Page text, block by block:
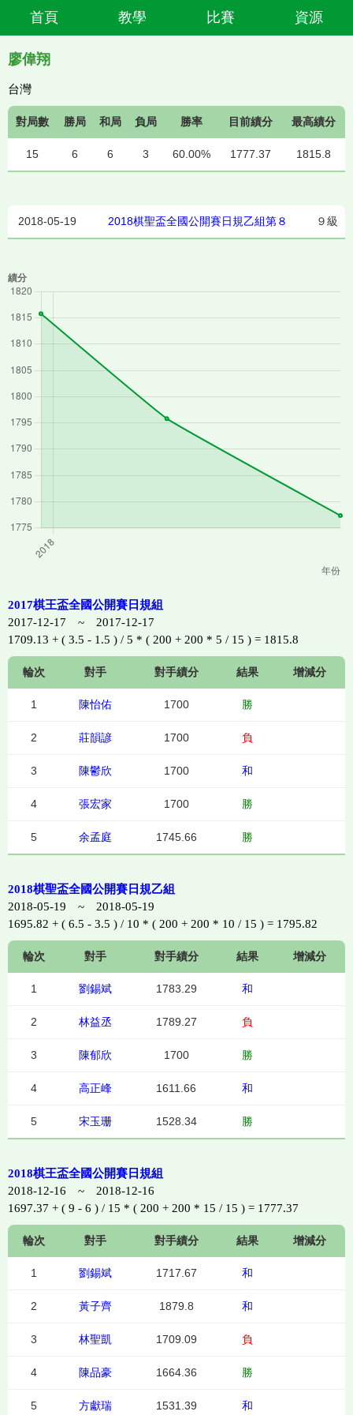
首頁 教學 比賽 資源
廖偉翔
台灣
對局數 勝局 和局 負局 勝率 目前績分 最高績分
15 6 6 3 60.00% 1777.37 1815.8
2018-05-19 2018棋聖盃全國公開賽日規乙組第８ ９級
2017棋王盃全國公開賽日規組
2017-12-17 ~ 2017-12-17
1709.13 + ( 3.5 - 1.5 ) / 5 * ( 200 + 200 * 5 / 15 ) = 1815.8
輪次 對手 對手績分 結果 增減分
1 陳怡佑 1700 勝
2 莊韻諺 1700 負
3 陳鬱欣 1700 和
4 張宏家 1700 勝
5 余孟庭 1745.66 勝
2018棋聖盃全國公開賽日規乙組
2018-05-19 ~ 2018-05-19
1695.82 + ( 6.5 - 3.5 ) / 10 * ( 200 + 200 * 10 / 15 ) = 1795.82
輪次 對手 對手績分 結果 增減分
1 劉錫斌 1783.29 和
2 林益丞 1789.27 負
3 陳郁欣 1700 勝
4 高正峰 1611.66 和
5 宋玉珊 1528.34 勝
2018棋王盃全國公開賽日規組
2018-12-16 ~ 2018-12-16
1697.37 + ( 9 - 6 ) / 15 * ( 200 + 200 * 15 / 15 ) = 1777.37
輪次 對手 對手績分 結果 增減分
1 劉錫斌 1717.67 和
2 黃子齊 1879.8 和
3 林聖凱 1709.09 負
4 陳品豪 1664.36 勝
5 方獻瑞 1531.39 和